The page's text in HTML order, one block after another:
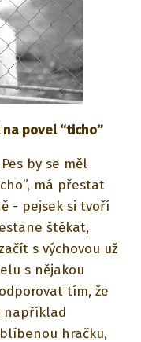
povel “ticho”
by se měl
má přestat
- pejsek si tvoří
štěkat,
s výchovou už
s nějakou
tím, že
například
hračku,